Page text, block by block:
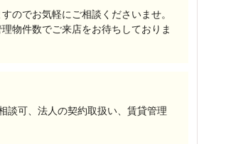
のでお気軽にご相談くださいませ。
物件数でご来店をお待ちしておりま
談可、法人の契約取扱い、賃貸管理